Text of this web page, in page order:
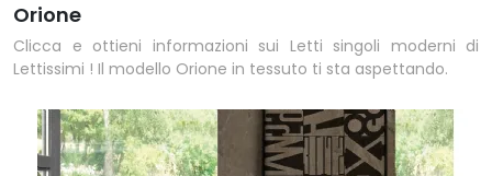
Orione
Clicca e ottieni informazioni sui Letti singoli moderni di
Lettissimi ! Il modello Orione in tessuto ti sta aspettando.